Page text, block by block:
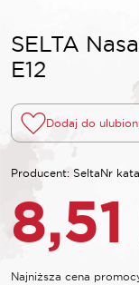
SELTA
E12
Dodaj do
Producent: SeltaNr
8,51
Najniższa cena